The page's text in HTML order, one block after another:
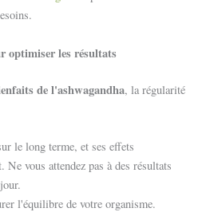
optimiser les résultats
de l'ashwagandha, la régularité
le long terme, et ses effets
Ne vous attendez pas à des résultats
l'équilibre de votre organisme.